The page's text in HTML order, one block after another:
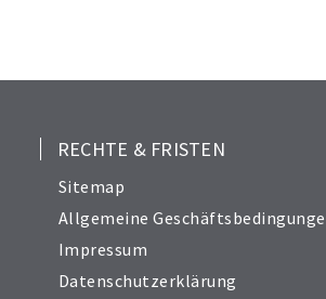
RECHTE & FRISTEN
Sitemap
Allgemeine
Impressum
Datenschutzerklärung